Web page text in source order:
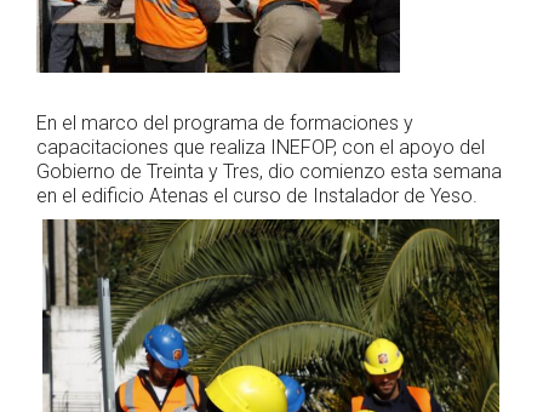
En el marco del programa de formaciones y
capacitaciones que realiza INEFOP, con el apoyo del
Gobierno de Treinta y Tres, dio comienzo esta semana
en el edificio Atenas el curso de Instalador de Yeso.